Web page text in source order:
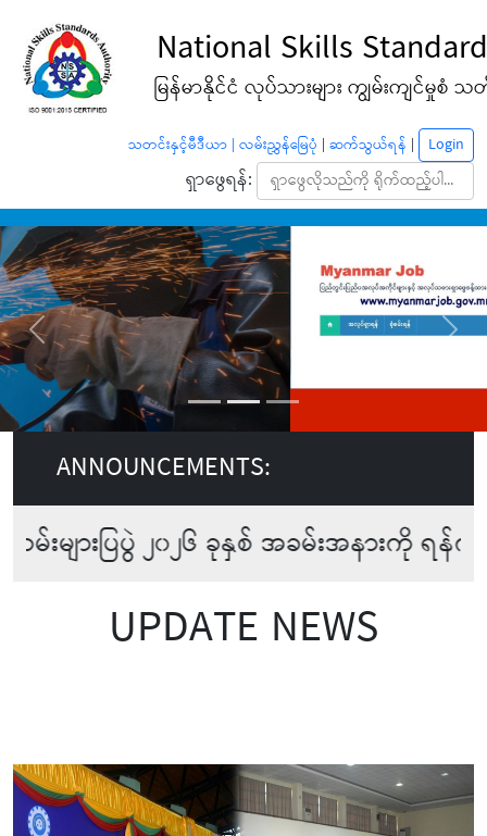
National Skills
မြန်မာနိုင်ငံ လုပ်သားများ ကျွမ်းကျင်မှုစံ သ
သတင်းနှင့်မီဒီယာ | လမ်းညွှန်မြေပုံ | ဆက်သွယ်ရန် | Login
ရှာဖွေရန်:
Previous Next
ANNOUNCEMENTS:
၂၀၂၆ ခုနှစ် အခမ်းအနားကို ရန်ကုန်တိုင်းဒ
UPDATE NEWS